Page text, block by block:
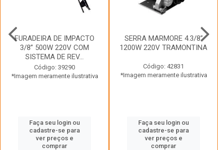
FURADEIRA DE IMPACTO
3/8” 500W 220V COM
SISTEMA DE REV...
Código: 39290
*Imagem meramente ilustrativa
Faça seu login ou
cadastre-se para
ver preços e
comprar
SERRA MARMORE 4.3/8”
1200W 220V TRAMONTINA
Código: 42831
*Imagem meramente ilustrativa
Faça seu login ou
cadastre-se para
ver preços e
comprar